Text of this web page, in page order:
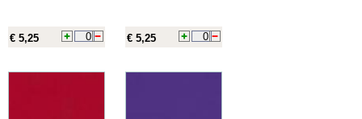
€ 5,25 € 5,25